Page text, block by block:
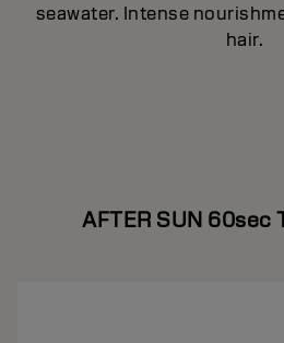
seawater. Intense
hair.
AFTER SUN 60sec